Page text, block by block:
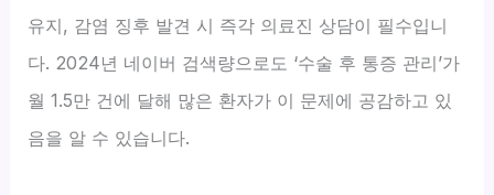
유지, 감염 징후 발견 시 즉각 의료진 상담이 필수입니
다. 2024년 네이버 검색량으로도 ‘수술 후 통증 관리’가
월 1.5만 건에 달해 많은 환자가 이 문제에 공감하고 있
음을 알 수 있습니다.